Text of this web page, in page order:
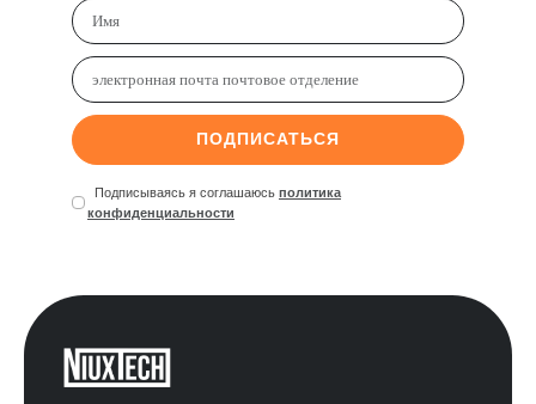
ПОДПИСАТЬСЯ
Подписываясь я соглашаюсь политика
конфиденциальности